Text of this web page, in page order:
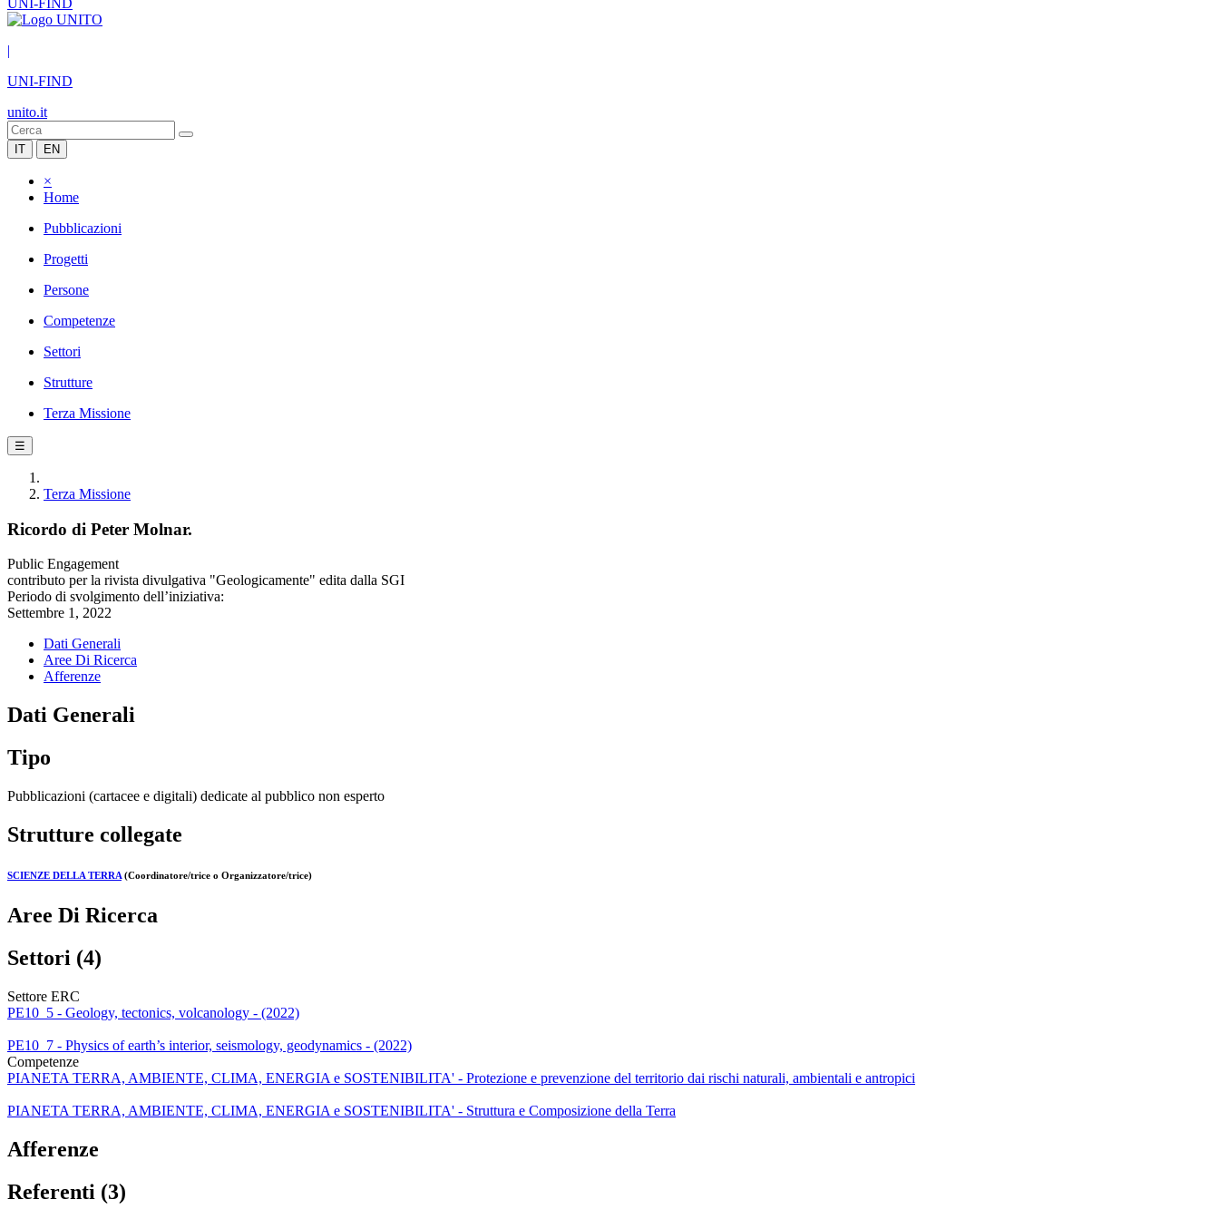
UNI-FIND
|
UNI-FIND
unito.it
IT EN
×
Home
Pubblicazioni
Progetti
Persone
Competenze
Settori
Strutture
Terza Missione
☰
Terza Missione
Ricordo di Peter Molnar.
Public Engagement
contributo per la rivista divulgativa "Geologicamente" edita dalla SGI
Periodo di svolgimento dell’iniziativa:
Settembre 1, 2022
Dati Generali
Aree Di Ricerca
Afferenze
Dati Generali
Tipo
Pubblicazioni (cartacee e digitali) dedicate al pubblico non esperto
Strutture collegate
SCIENZE DELLA TERRA (Coordinatore/trice o Organizzatore/trice)
Aree Di Ricerca
Settori (4)
Settore ERC
PE10_5 - Geology, tectonics, volcanology - (2022)
PE10_7 - Physics of earth’s interior, seismology, geodynamics - (2022)
Competenze
PIANETA TERRA, AMBIENTE, CLIMA, ENERGIA e SOSTENIBILITA' - Protezione e prevenzione del territorio dai rischi naturali, ambientali e antropici
PIANETA TERRA, AMBIENTE, CLIMA, ENERGIA e SOSTENIBILITA' - Struttura e Composizione della Terra
Afferenze
Referenti (3)